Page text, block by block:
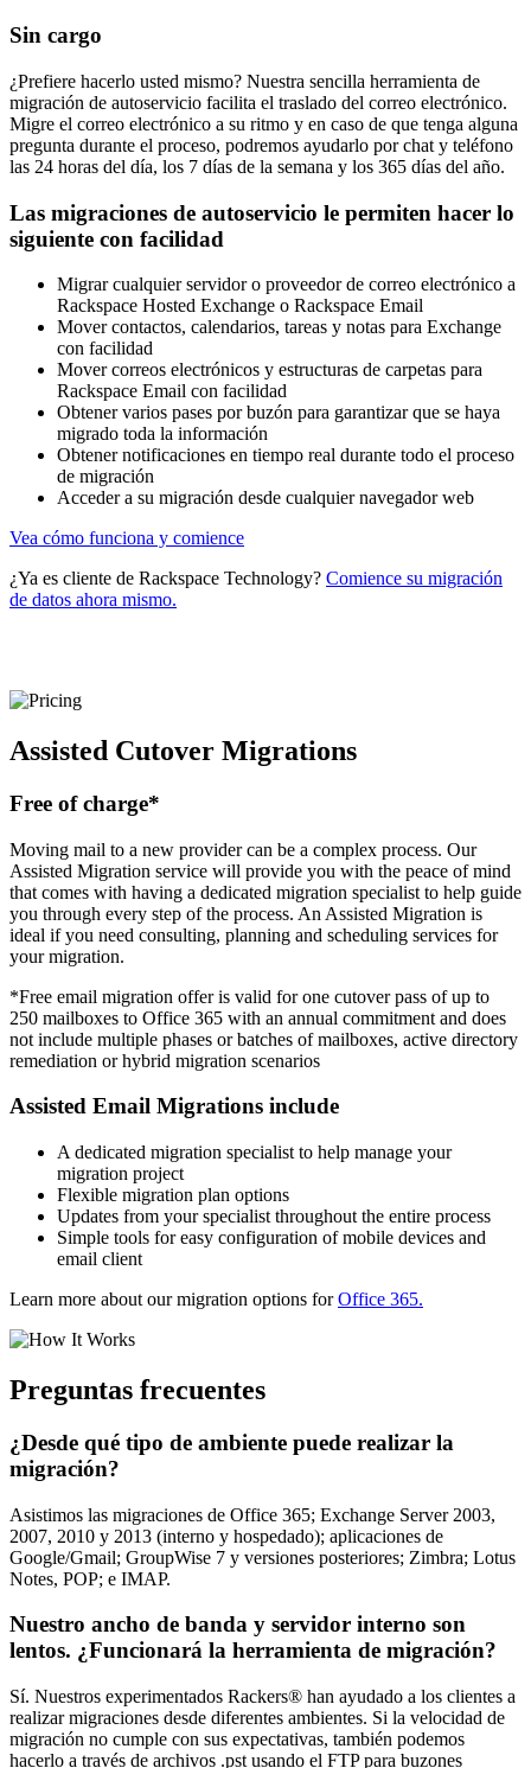
Sin cargo
¿Prefiere hacerlo usted mismo? Nuestra sencilla herramienta de
migración de autoservicio facilita el traslado del correo electrónico.
Migre el correo electrónico a su ritmo y en caso de que tenga alguna
pregunta durante el proceso, podremos ayudarlo por chat y teléfono
las 24 horas del día, los 7 días de la semana y los 365 días del año.
Las migraciones de autoservicio le permiten hacer lo
siguiente con facilidad
Migrar cualquier servidor o proveedor de correo electrónico a
Rackspace Hosted Exchange o Rackspace Email
Mover contactos, calendarios, tareas y notas para Exchange
con facilidad
Mover correos electrónicos y estructuras de carpetas para
Rackspace Email con facilidad
Obtener varios pases por buzón para garantizar que se haya
migrado toda la información
Obtener notificaciones en tiempo real durante todo el proceso
de migración
Acceder a su migración desde cualquier navegador web
Vea cómo funciona y comience
¿Ya es cliente de Rackspace Technology? Comience su migración
de datos ahora mismo.
Assisted Cutover Migrations
Free of charge*
Moving mail to a new provider can be a complex process. Our
Assisted Migration service will provide you with the peace of mind
that comes with having a dedicated migration specialist to help guide
you through every step of the process. An Assisted Migration is
ideal if you need consulting, planning and scheduling services for
your migration.
*Free email migration offer is valid for one cutover pass of up to
250 mailboxes to Office 365 with an annual commitment and does
not include multiple phases or batches of mailboxes, active directory
remediation or hybrid migration scenarios
Assisted Email Migrations include
A dedicated migration specialist to help manage your
migration project
Flexible migration plan options
Updates from your specialist throughout the entire process
Simple tools for easy configuration of mobile devices and
email client
Learn more about our migration options forOffice 365.
Preguntas frecuentes
¿Desde qué tipo de ambiente puede realizar la
migración?
Asistimos las migraciones de Office 365; Exchange Server 2003,
2007, 2010 y 2013 (interno y hospedado); aplicaciones de
Google/Gmail; GroupWise 7 y versiones posteriores; Zimbra; Lotus
Notes, POP; e IMAP.
Nuestro ancho de banda y servidor interno son
lentos. ¿Funcionará la herramienta de migración?
Sí. Nuestros experimentados Rackers® han ayudado a los clientes a
realizar migraciones desde diferentes ambientes. Si la velocidad de
migración no cumple con sus expectativas, también podemos
hacerlo a través de archivos .pst usando el FTP para buzones